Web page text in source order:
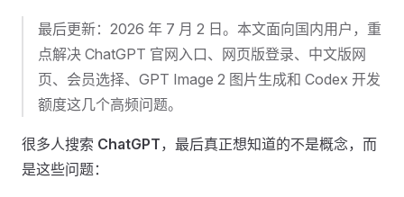
最后更新：2026 年 7 月 2 日。本文面向国内用户，重
点解决 ChatGPT 官网入口、网页版登录、中文版网
页、会员选择、GPT Image 2 图片生成和 Codex 开发
额度这几个高频问题。
很多人搜索 ChatGPT，最后真正想知道的不是概念，而
是这些问题：